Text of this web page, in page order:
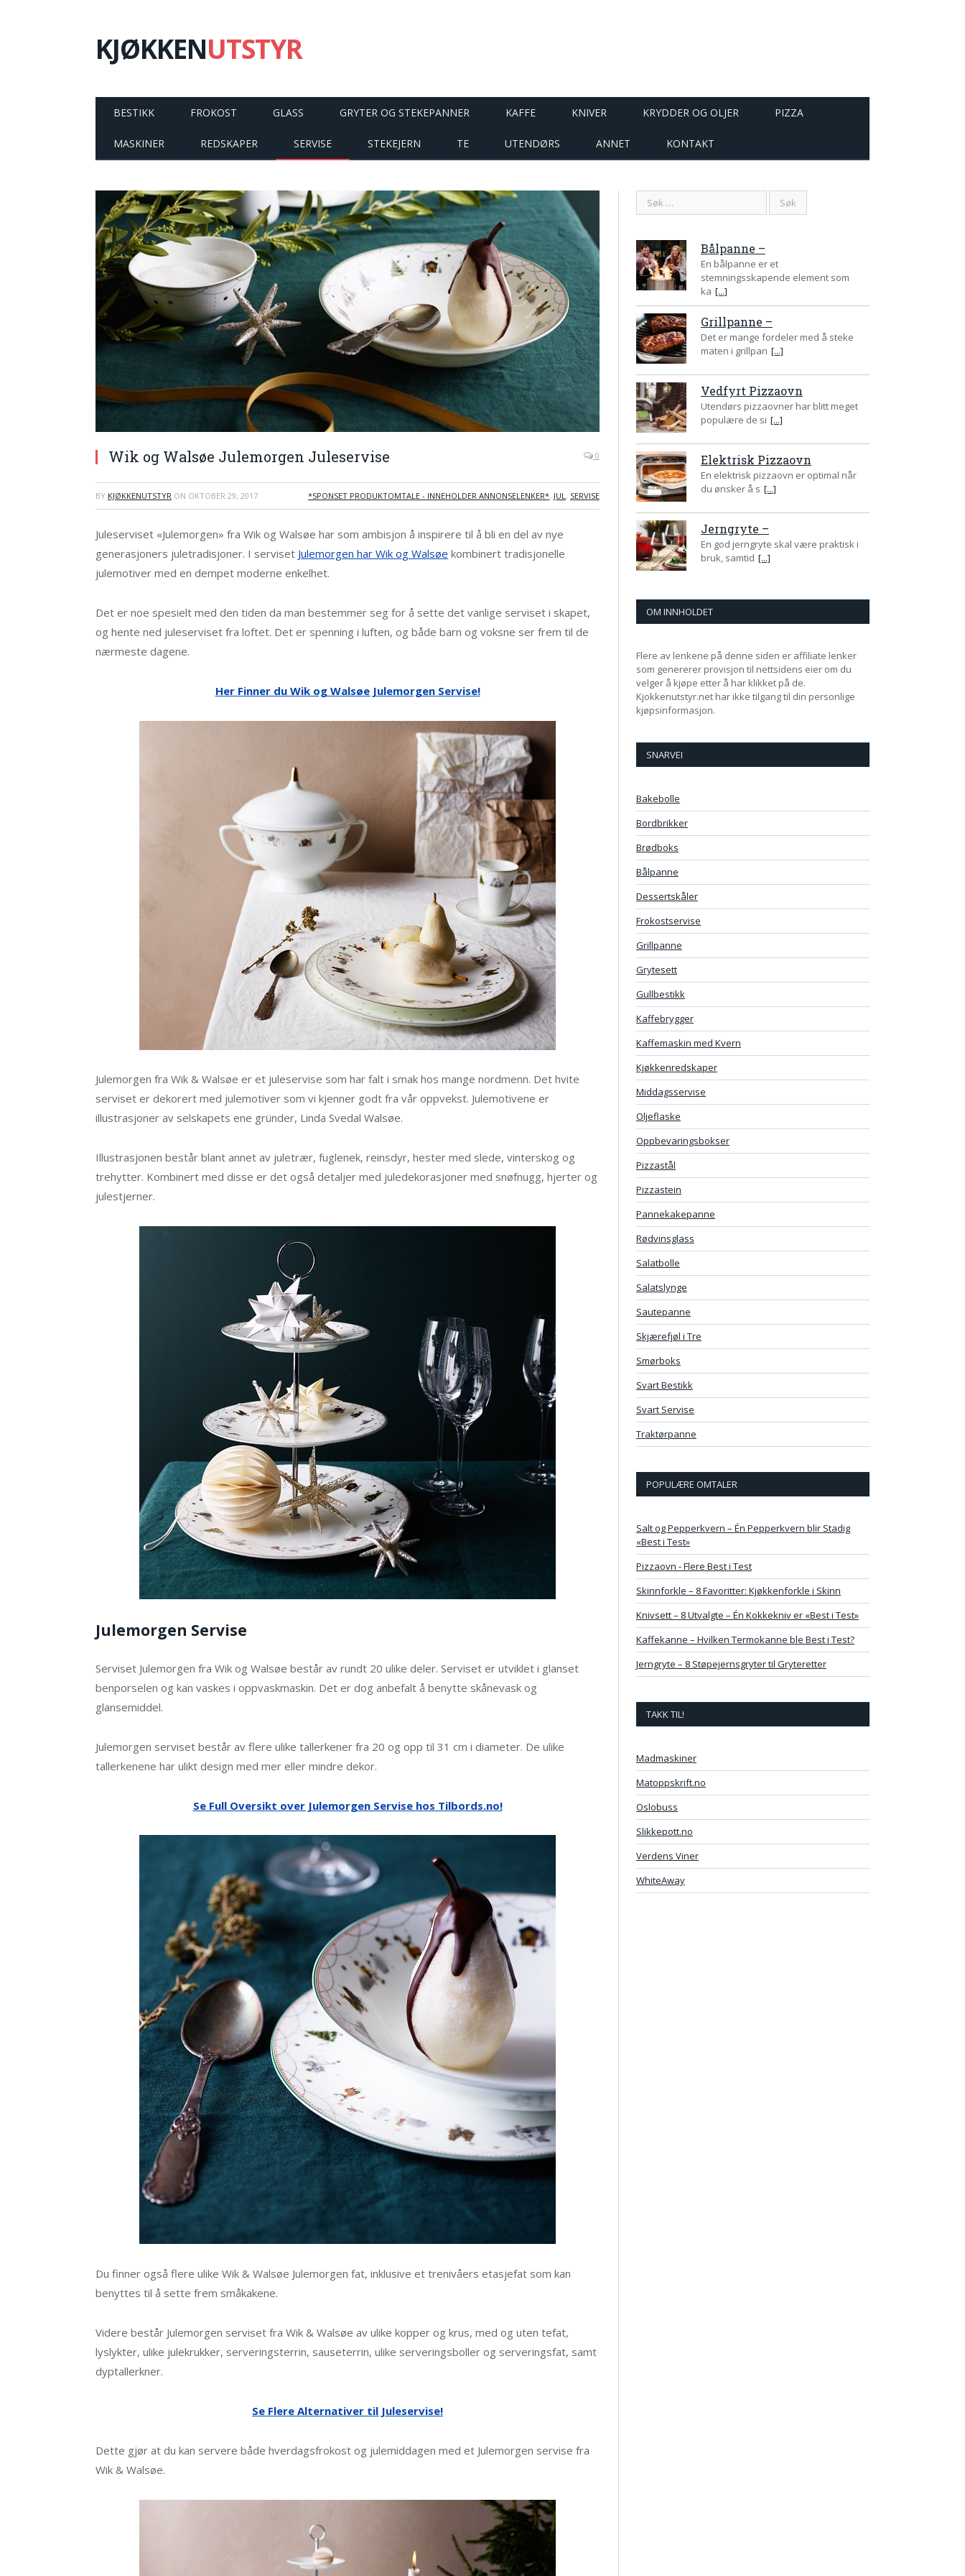
KJØKKENUTSTYR
BESTIKK FROKOST GLASS GRYTER OG STEKEPANNER KAFFE KNIVER KRYDDER OG OLJER PIZZA
MASKINER REDSKAPER SERVISE STEKEJERN TE UTENDØRS ANNET KONTAKT
Wik og Walsøe Julemorgen Juleservise 0
BY KJØKKENUTSTYR ON OKTOBER 29, 2017 *SPONSET PRODUKTOMTALE - INNEHOLDER ANNONSELENKER*, JUL, SERVISE
Juleserviset «Julemorgen» fra Wik og Walsøe har som ambisjon å inspirere til å bli en del av nye
generasjoners juletradisjoner. I serviset Julemorgen har Wik og Walsøe kombinert tradisjonelle
julemotiver med en dempet moderne enkelhet.
Det er noe spesielt med den tiden da man bestemmer seg for å sette det vanlige serviset i skapet,
og hente ned juleserviset fra loftet. Det er spenning i luften, og både barn og voksne ser frem til de
nærmeste dagene.
Her Finner du Wik og Walsøe Julemorgen Servise!
Julemorgen fra Wik & Walsøe er et juleservise som har falt i smak hos mange nordmenn. Det hvite
serviset er dekorert med julemotiver som vi kjenner godt fra vår oppvekst. Julemotivene er
illustrasjoner av selskapets ene gründer, Linda Svedal Walsøe.
Illustrasjonen består blant annet av juletrær, fuglenek, reinsdyr, hester med slede, vinterskog og
trehytter. Kombinert med disse er det også detaljer med juledekorasjoner med snøfnugg, hjerter og
julestjerner.
Julemorgen Servise
Serviset Julemorgen fra Wik og Walsøe består av rundt 20 ulike deler. Serviset er utviklet i glanset
benporselen og kan vaskes i oppvaskmaskin. Det er dog anbefalt å benytte skånevask og
glansemiddel.
Julemorgen serviset består av flere ulike tallerkener fra 20 og opp til 31 cm i diameter. De ulike
tallerkenene har ulikt design med mer eller mindre dekor.
Se Full Oversikt over Julemorgen Servise hos Tilbords.no!
Du finner også flere ulike Wik & Walsøe Julemorgen fat, inklusive et trenivåers etasjefat som kan
benyttes til å sette frem småkakene.
Videre består Julemorgen serviset fra Wik & Walsøe av ulike kopper og krus, med og uten tefat,
lyslykter, ulike julekrukker, serveringsterrin, sauseterrin, ulike serveringsboller og serveringsfat, samt
dyptallerkner.
Se Flere Alternativer til Juleservise!
Dette gjør at du kan servere både hverdagsfrokost og julemiddagen med et Julemorgen servise fra
Wik & Walsøe.
Bålpanne –
En bålpanne er et
stemningsskapende element som
ka [...]
Grillpanne –
Det er mange fordeler med å steke
maten i grillpan [...]
Vedfyrt Pizzaovn
Utendørs pizzaovner har blitt meget
populære de si [...]
Elektrisk Pizzaovn
En elektrisk pizzaovn er optimal når
du ønsker å s [...]
Jerngryte –
En god jerngryte skal være praktisk i
bruk, samtid [...]
OM INNHOLDET
Flere av lenkene på denne siden er affiliate lenker
som genererer provisjon til nettsidens eier om du
velger å kjøpe etter å har klikket på de.
Kjokkenutstyr.net har ikke tilgang til din personlige
kjøpsinformasjon.
SNARVEI
Bakebolle
Bordbrikker
Brødboks
Bålpanne
Dessertskåler
Frokostservise
Grillpanne
Grytesett
Gullbestikk
Kaffebrygger
Kaffemaskin med Kvern
Kjøkkenredskaper
Middagsservise
Oljeflaske
Oppbevaringsbokser
Pizzastål
Pizzastein
Pannekakepanne
Rødvinsglass
Salatbolle
Salatslynge
Sautepanne
Skjærefjøl i Tre
Smørboks
Svart Bestikk
Svart Servise
Traktørpanne
POPULÆRE OMTALER
Salt og Pepperkvern – Én Pepperkvern blir Stadig
«Best i Test»
Pizzaovn - Flere Best i Test
Skinnforkle – 8 Favoritter: Kjøkkenforkle i Skinn
Knivsett – 8 Utvalgte – Én Kokkekniv er «Best i Test»
Kaffekanne – Hvilken Termokanne ble Best i Test?
Jerngryte – 8 Støpejernsgryter til Gryteretter
TAKK TIL!
Madmaskiner
Matoppskrift.no
Oslobuss
Slikkepott.no
Verdens Viner
WhiteAway